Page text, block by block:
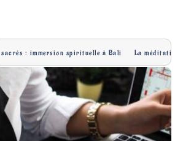
sacrés : immersion spirituelle à Bali La méditation
Inspiration